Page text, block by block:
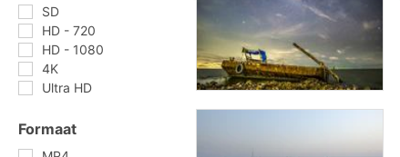
SD
HD - 720
HD - 1080
4K
Ultra HD
Formaat